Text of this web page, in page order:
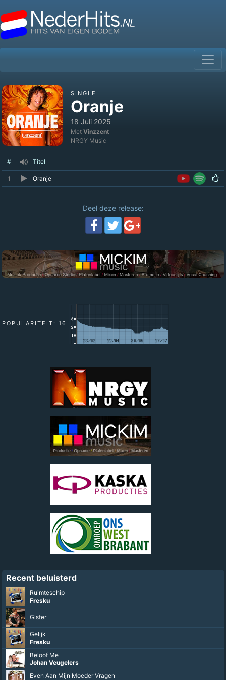
SINGLE
Oranje
18 Juli 2025
Met Vinzzent
NRGY Music
# Titel
1 Oranje
Deel deze release:
POPULARITEIT: 16
Recent beluisterd
Ruimteschip
Fresku
Gister
Gelijk
Fresku
Beloof Me
Johan Veugelers
Even Aan Mijn Moeder Vragen